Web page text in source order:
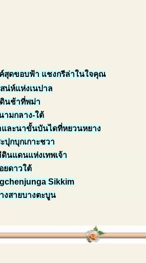
สุดขอบฟ้า แชงกรีล่าในใจคุณ
น่ห์แห่งเนปาล
นช้าที่พม่า
ามกลาง-ใต้
ละนาขั้นบันไดที่หยวนหยาง
ปุกบุกเกาะชวา
นแดนแห่งเทพเจ้า
ยดาวใต้
Sikkim
งสายบางตะบูน